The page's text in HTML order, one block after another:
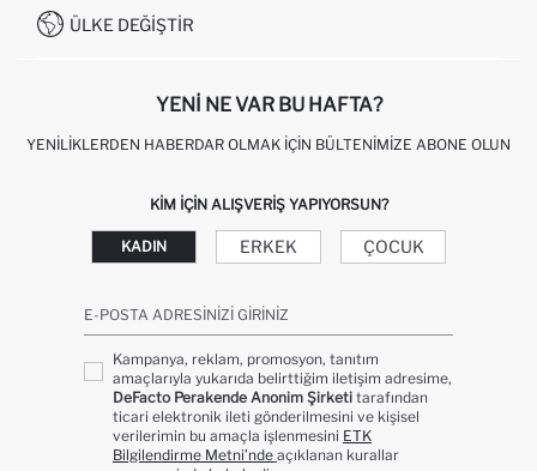
KAMPANYALAR
0850 333 22 86
ÜLKE DEĞIŞTIR
YENI NE VAR BU HAFTA?
YENILIKLERDEN HABERDAR OLMAK İÇIN BÜLTENIMIZE ABONE OLUN
KIM IÇIN ALIŞVERIŞ YAPIYORSUN?
KADIN ERKEK ÇOCUK
E-POSTA ADRESINIZI GIRINIZ
Kampanya, reklam, promosyon, tanıtım
amaçlarıyla yukarıda belirttiğim iletişim adresime,
DeFacto Perakende Anonim Şirketi tarafından
ticari elektronik ileti gönderilmesini ve kişisel
verilerimin bu amaçla işlenmesini ETK
Bilgilendirme Metni’nde açıklanan kurallar